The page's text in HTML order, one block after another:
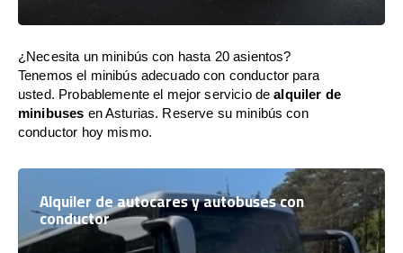
¿Necesita un minibús con hasta 20 asientos?
Tenemos el minibús adecuado con conductor para
usted. Probablemente el mejor servicio dealquiler de
minibuses en Asturias. Reserve su minibús con
conductor hoy mismo.
Alquiler de autocares y autobuses con
conductor